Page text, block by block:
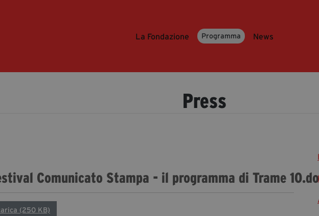
La Fondazione Programma News
Press
Comunicato Stampa - il programma di Trame
(250 KB)